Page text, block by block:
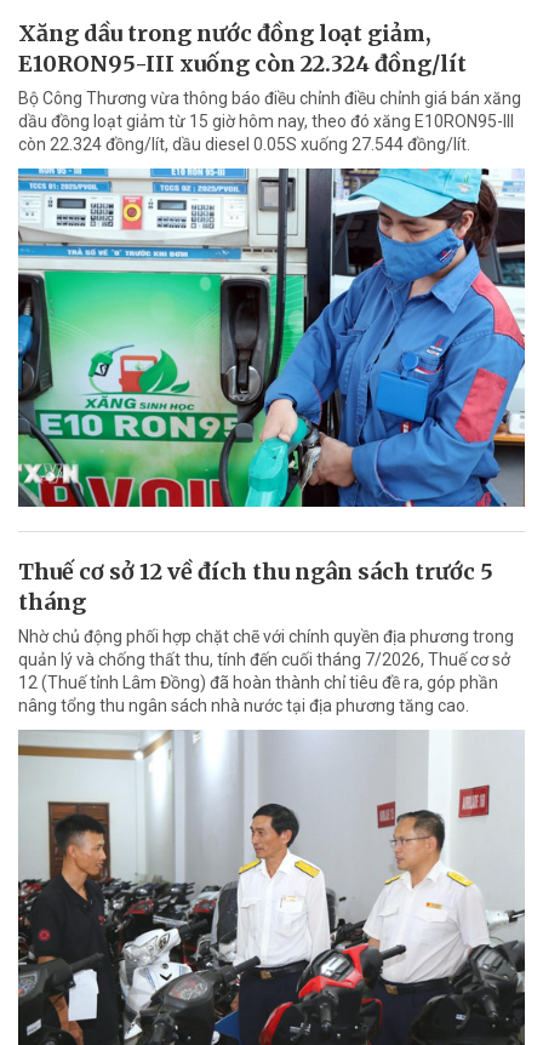
Xăng dầu trong nước đồng loạt giảm,
E10RON95-III xuống còn 22.324 đồng/lít
Bộ Công Thương vừa thông báo điều chỉnh điều chỉnh giá bán xăng
dầu đồng loạt giảm từ 15 giờ hôm nay, theo đó xăng E10RON95-III
còn 22.324 đồng/lít, dầu diesel 0.05S xuống 27.544 đồng/lít.
Thuế cơ sở 12 về đích thu ngân sách trước 5
tháng
Nhờ chủ động phối hợp chặt chẽ với chính quyền địa phương trong
quản lý và chống thất thu, tính đến cuối tháng 7/2026, Thuế cơ sở
12 (Thuế tỉnh Lâm Đồng) đã hoàn thành chỉ tiêu đề ra, góp phần
nâng tổng thu ngân sách nhà nước tại địa phương tăng cao.